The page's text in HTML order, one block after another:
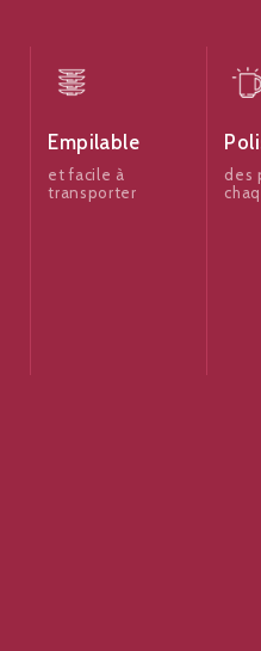
Empilable
et facile à
transporter
des